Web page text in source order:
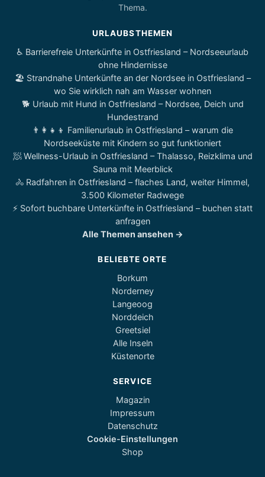
Thema.
URLAUBSTHEMEN
♿ Barrierefreie Unterkünfte in Ostfriesland – Nordseeurlaub
ohne Hindernisse
🏖️ Strandnahe Unterkünfte an der Nordsee in Ostfriesland –
wo Sie wirklich nah am Wasser wohnen
🐕 Urlaub mit Hund in Ostfriesland – Nordsee, Deich und
Hundestrand
👨‍👩‍👧‍👦 Familienurlaub in Ostfriesland – warum die
Nordseeküste mit Kindern so gut funktioniert
🧖 Wellness-Urlaub in Ostfriesland – Thalasso, Reizklima und
Sauna mit Meerblick
🚴 Radfahren in Ostfriesland – flaches Land, weiter Himmel,
3.500 Kilometer Radwege
⚡ Sofort buchbare Unterkünfte in Ostfriesland – buchen statt
anfragen
Alle Themen ansehen →
BELIEBTE ORTE
Borkum
Norderney
Langeoog
Norddeich
Greetsiel
Alle Inseln
Küstenorte
SERVICE
Magazin
Impressum
Datenschutz
Cookie-Einstellungen
Shop